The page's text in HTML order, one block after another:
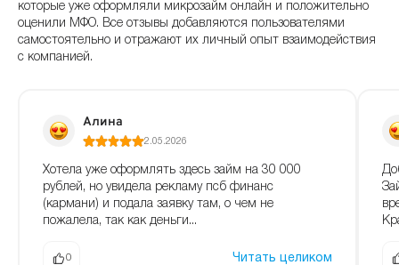
которые уже оформляли микрозайм онлайн и положительно
оценили МФО. Все отзывы добавляются пользователями
самостоятельно и отражают их личный опыт взаимодействия
с компанией.
Алина
2.05.2026
Хотела уже оформлять здесь займ на 30 000
рублей, но увидела рекламу псб финанс
(кармани) и подала заявку там, о чем не
пожалела, так как деньги...
0 Читать целиком